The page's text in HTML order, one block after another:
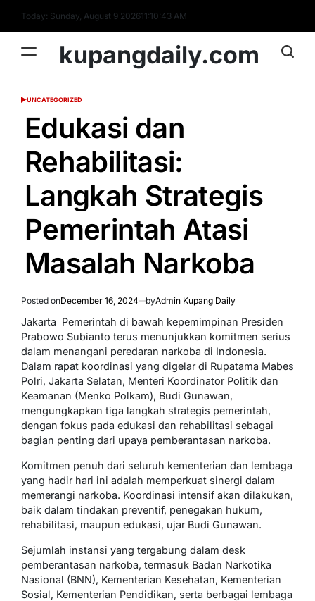
content
Today: Sunday, August 9 202611:10:44 AM
kupangdaily.com
POSTED
UNCATEGORIZED
Edukasi dan
Rehabilitasi:
Langkah Strategis
Pemerintah Atasi
Masalah Narkoba
Posted onDecember 16, 2024 byAdmin Kupang Daily
Jakarta  Pemerintah di bawah kepemimpinan Presiden
Prabowo Subianto terus menunjukkan komitmen serius
dalam menangani peredaran narkoba di Indonesia.
Dalam rapat koordinasi yang digelar di Rupatama Mabes
Polri, Jakarta Selatan, Menteri Koordinator Politik dan
Keamanan (Menko Polkam), Budi Gunawan,
mengungkapkan tiga langkah strategis pemerintah,
dengan fokus pada edukasi dan rehabilitasi sebagai
bagian penting dari upaya pemberantasan narkoba.
Komitmen penuh dari seluruh kementerian dan lembaga
yang hadir hari ini adalah memperkuat sinergi dalam
memerangi narkoba. Koordinasi intensif akan dilakukan,
baik dalam tindakan preventif, penegakan hukum,
rehabilitasi, maupun edukasi, ujar Budi Gunawan.
Sejumlah instansi yang tergabung dalam desk
pemberantasan narkoba, termasuk Badan Narkotika
Nasional (BNN), Kementerian Kesehatan, Kementerian
Sosial, Kementerian Pendidikan, serta berbagai lembaga